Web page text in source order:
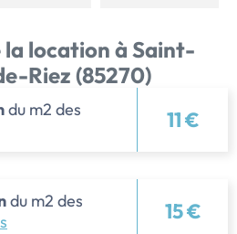
la location à Saint-
Riez (85270)
du m2 des
11 €
du m2 des
15 €